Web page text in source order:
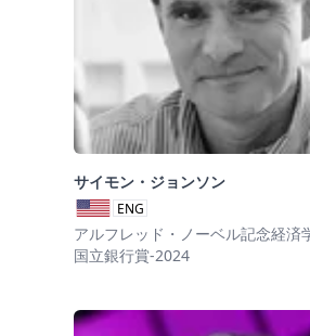
サイモン・ジョンソン
ENG
アルフレッド・ノーベル記念経済
国立銀行賞-2024